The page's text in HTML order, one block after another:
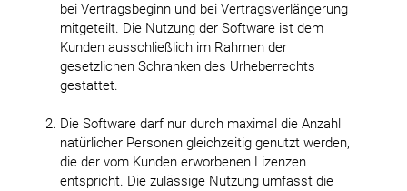
bei Vertragsbeginn und bei Vertragsverlängerung
mitgeteilt. Die Nutzung der Software ist dem
Kunden ausschließlich im Rahmen der
gesetzlichen Schranken des Urheberrechts
gestattet.
Die Software darf nur durch maximal die Anzahl
natürlicher Personen gleichzeitig genutzt werden,
die der vom Kunden erworbenen Lizenzen
entspricht. Die zulässige Nutzung umfasst die